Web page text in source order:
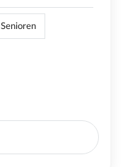
Senioren